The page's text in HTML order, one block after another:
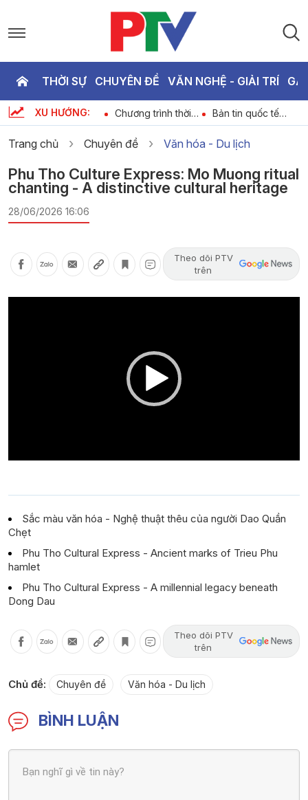
THỜI SỰ CHUYÊN ĐỀ VĂN NGHỆ - GIẢI TRÍ
XU HƯỚNG:
Dự báo thời tiết
ngày 06-08-2026
Chương trình thời
sự ngày 06-08-
2026
Bản tin quốc tế
18h45 ngày 06-
Trang chủ Chuyên đề Văn hóa - Du lịch
Phu Tho Culture Express: Mo Muong ritual
chanting - A distinctive cultural heritage
28/06/2026 16:06
Theo dõi PTV
trên
Sắc màu văn hóa - Nghệ thuật thêu của người Dao Quần
Chẹt
Phu Tho Cultural Express - Ancient marks of Trieu Phu
hamlet
Phu Tho Cultural Express - A millennial legacy beneath
Dong Dau
Theo dõi PTV
trên
Chủ đề: Chuyên đề Văn hóa - Du lịch
BÌNH LUẬN